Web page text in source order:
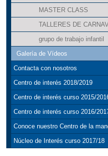
MASTER CLASS
TALLERES DE
grupo de trabajo infantil
Galería de Vídeos
Contacta con nosotros
Centro de interés 2018/2019
Centro de interés curso 2015/
Centro de interés curso 2016/
Conoce nuestro Centro de la
Núcleo de Interés curso 2017/18